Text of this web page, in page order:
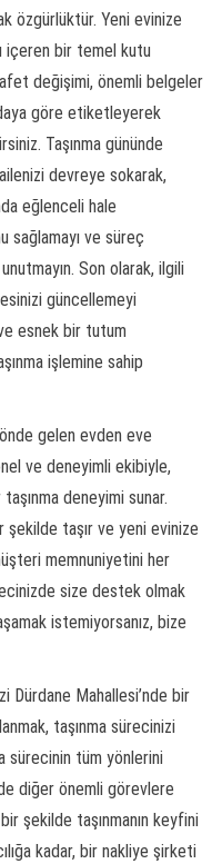
özgürlüktür. Yeni evinize
içeren bir temel kutu
değişimi, önemli belgeler
göre etiketleyerek
Taşınma gününde
ailenizi devreye sokarak,
eğlenceli hale
sağlamayı ve süreç
Son olarak, ilgili
güncellemeyi
esnek bir tutum
işlemine sahip
önde gelen evden eve
ve deneyimli ekibiyle,
deneyimi sunar.
şekilde taşır ve yeni evinize
memnuniyetini her
size destek olmak
istemiyorsanız, bize
Dürdane Mahallesi’nde bir
taşınma sürecinizi
sürecinin tüm yönlerini
diğer önemli görevlere
şekilde taşınmanın keyfini
kadar, bir nakliye şirketi